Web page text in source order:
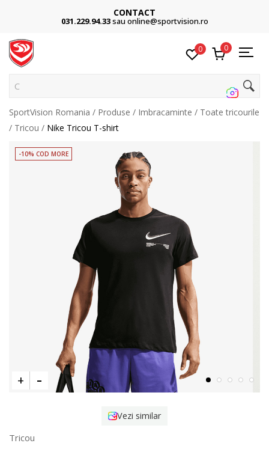
CONTACT
031.229.94.33sau online@sportvision.ro
0 0
Caut
SportVision Romania Produse Imbracaminte
Toate tricourile
Tricou
Nike Tricou T-shirt
-10% COD MORE
Vezi similar
Tricou